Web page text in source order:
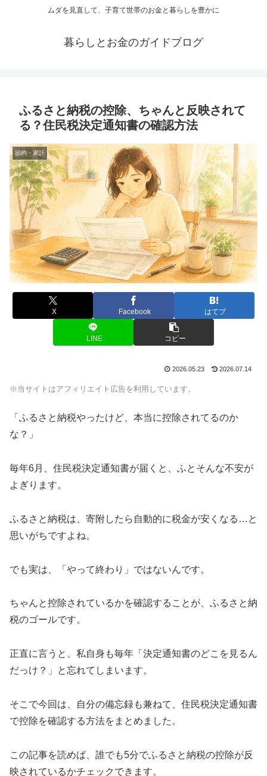
ムダを見直して、子育て世帯のお金と暮らしを豊かに
暮らしとお金のガイドブログ
ふるさと納税の控除、ちゃんと反映されて
る？住民税決定通知書の確認方法
節約・家計
X Facebook はてブ
LINE コピー
2026.05.23 2026.07.14
※当サイトはアフィリエイト広告を利用しています。
「ふるさと納税やったけど、本当に控除されてるのか
な？」
毎年6月、住民税決定通知書が届くと、ふとそんな不安が
よぎります。
ふるさと納税は、寄附したら自動的に税金が安くなる…と
思いがちですよね。
でも実は、「やって終わり」ではないんです。
ちゃんと控除されているかを確認することが、ふるさと納
税のゴールです。
正直に言うと、私自身も毎年「決定通知書のどこを見るん
だっけ？」と忘れてしまいます。
そこで今回は、自分の備忘録も兼ねて、住民税決定通知書
で控除を確認する方法をまとめました。
この記事を読めば、誰でも5分でふるさと納税の控除が反
映されているかチェックできます。